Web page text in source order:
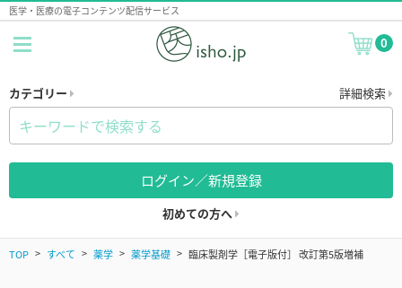
医学・医療の電子コンテンツ配信サービス
0
カテゴリー 詳細検索
ログイン／新規登録
初めての方へ
TOP すべて 薬学 薬学基礎 臨床製剤学［電子版付］ 改訂第5版増補